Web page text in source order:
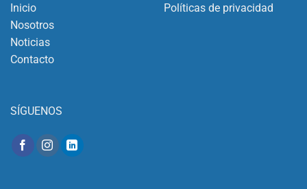
Inicio
Nosotros
Noticias
Contacto
Políticas de privacidad
SÍGUENOS